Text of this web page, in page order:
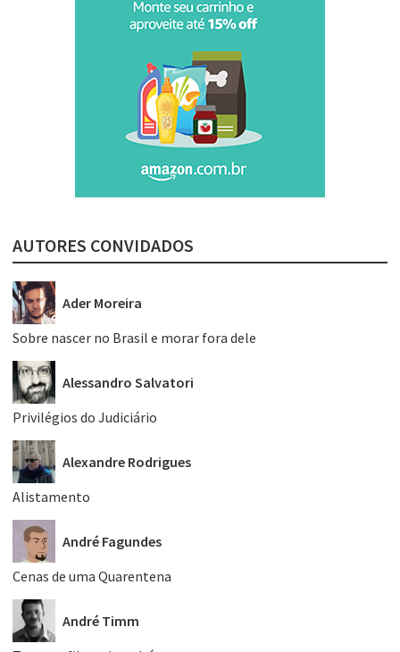
AUTORES CONVIDADOS
Ader Moreira
Sobre nascer no Brasil e morar fora dele
Alessandro Salvatori
Privilégios do Judiciário
Alexandre Rodrigues
Alistamento
André Fagundes
Cenas de uma Quarentena
André Timm